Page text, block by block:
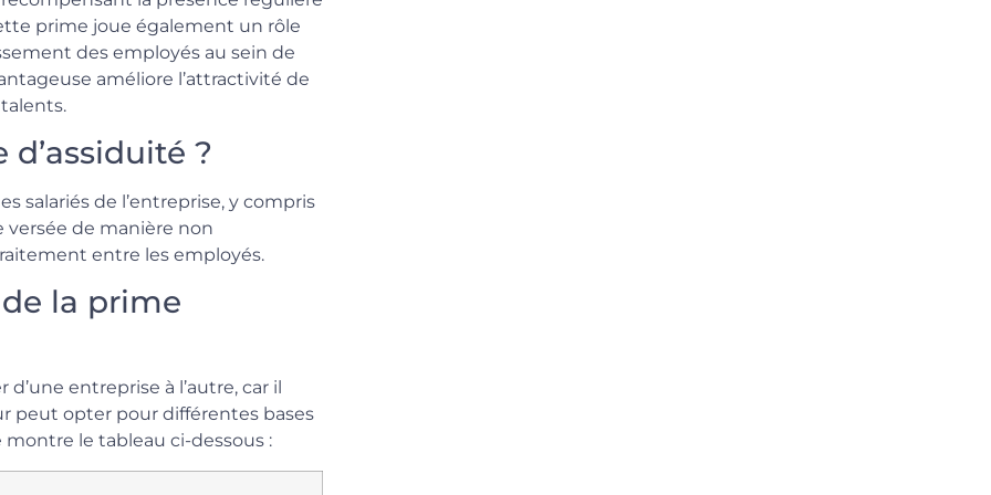
prime joue également un rôle
des employés au sein de
améliore l’attractivité de
?
salariés de l’entreprise, y compris
de manière non
entre les employés.
la prime
entreprise à l’autre, car il
peut opter pour différentes bases
le tableau ci-dessous :